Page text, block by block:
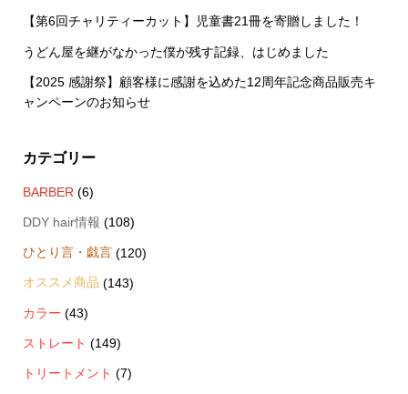
【第6回チャリティーカット】児童書21冊を寄贈しました！
うどん屋を継がなかった僕が残す記録、はじめました
【2025 感謝祭】顧客様に感謝を込めた12周年記念商品販売キ
ャンペーンのお知らせ
カテゴリー
BARBER (6)
DDY hair情報 (108)
ひとり言・戯言(120)
オススメ商品 (143)
カラー (43)
ストレート (149)
トリートメント (7)